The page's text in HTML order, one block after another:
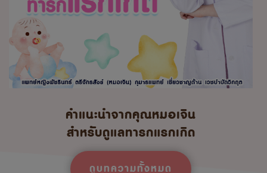
คำแนะนำจากคุณหมอเจิน
สำหรับดูแลทารกแรกเกิด
ดูบทความทั้งหมด